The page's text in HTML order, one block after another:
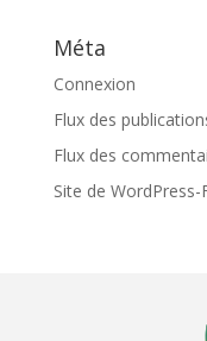
Méta
Connexion
Flux des
Flux des
Site de WordPress-